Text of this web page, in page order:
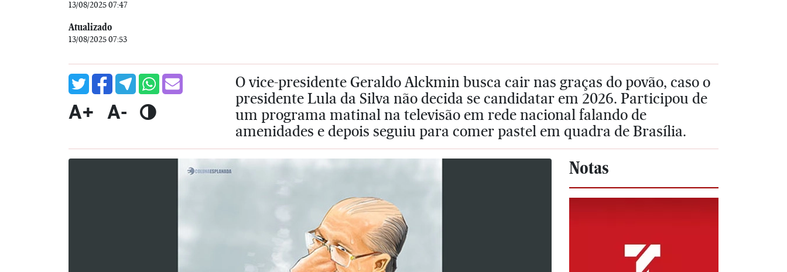
13/08/2025 07:47
Atualizado
13/08/2025 07:53
A+ A-
O vice-presidente Geraldo Alckmin busca cair nas graças do povão, caso o
presidente Lula da Silva não decida se candidatar em 2026. Participou de
um programa matinal na televisão em rede nacional falando de
amenidades e depois seguiu para comer pastel em quadra de Brasília.
Notas